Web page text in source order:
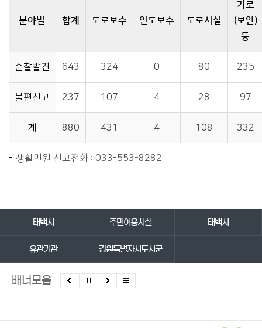
분야별 합계 도로보수 인도보수 도로시설
가로
(보안)
등
순찰발견 643 324 0 80 235
불편신고 237 107 4 28 97
계 880 431 4 108 332
생활민원 신고전화 : 033-553-8282
태백시 주민이용시설 태백시
유관기관 강원특별자치도시군
배너모음